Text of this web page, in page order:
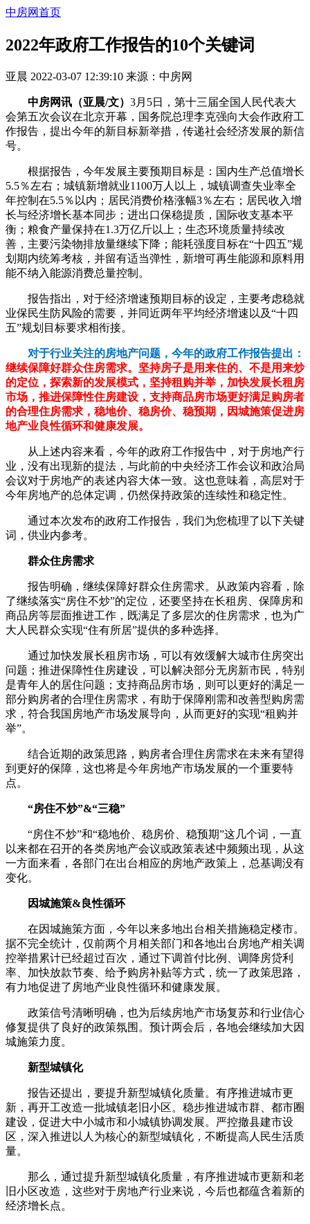
中房网首页
2022年政府工作报告的10个关键词
亚晨 2022-03-07 12:39:10 来源： 中房网
中房网讯（亚晨/文） 3月5日，第十三届全国人民代表大
会第五次会议在北京开幕，国务院总理李克强向大会作政府工
作报告，提出今年的新目标新举措，传递社会经济发展的新信
号。
根据报告，今年发展主要预期目标是：国内生产总值增长
5.5％左右；城镇新增就业1100万人以上，城镇调查失业率全
年控制在5.5％以内；居民消费价格涨幅3％左右；居民收入增
长与经济增长基本同步；进出口保稳提质，国际收支基本平
衡；粮食产量保持在1.3万亿斤以上；生态环境质量持续改
善，主要污染物排放量继续下降；能耗强度目标在“十四五”规
划期内统筹考核，并留有适当弹性，新增可再生能源和原料用
能不纳入能源消费总量控制。
报告指出，对于经济增速预期目标的设定，主要考虑稳就
业保民生防风险的需要，并同近两年平均经济增速以及“十四
五”规划目标要求相衔接。
对于行业关注的房地产问题，今年的政府工作报告提出：
继续保障好群众住房需求。坚持房子是用来住的、不是用来炒
的定位，探索新的发展模式，坚持租购并举，加快发展长租房
市场，推进保障性住房建设，支持商品房市场更好满足购房者
的合理住房需求，稳地价、稳房价、稳预期，因城施策促进房
地产业良性循环和健康发展。
从上述内容来看，今年的政府工作报告中，对于房地产行
业，没有出现新的提法，与此前的中央经济工作会议和政治局
会议对于房地产的表述内容大体一致。这也意味着，高层对于
今年房地产的总体定调，仍然保持政策的连续性和稳定性。
通过本次发布的政府工作报告，我们为您梳理了以下关键
词，供业内参考。
群众住房需求
报告明确，继续保障好群众住房需求。从政策内容看，除
了继续落实“房住不炒”的定位，还要坚持在长租房、保障房和
商品房等层面推进工作，既满足了多层次的住房需求，也为广
大人民群众实现“住有所居”提供的多种选择。
通过加快发展长租房市场，可以有效缓解大城市住房突出
问题；推进保障性住房建设，可以解决部分无房新市民，特别
是青年人的居住问题；支持商品房市场，则可以更好的满足一
部分购房者的合理住房需求，有助于保障刚需和改善型购房需
求，符合我国房地产市场发展导向，从而更好的实现“租购并
举”。
结合近期的政策思路，购房者合理住房需求在未来有望得
到更好的保障，这也将是今年房地产市场发展的一个重要特
点。
“房住不炒”&“三稳”
“房住不炒”和“稳地价、稳房价、稳预期”这几个词，一直
以来都在召开的各类房地产会议或政策表述中频频出现，从这
一方面来看，各部门在出台相应的房地产政策上，总基调没有
变化。
因城施策&良性循环
在因城施策方面，今年以来多地出台相关措施稳定楼市。
据不完全统计，仅前两个月相关部门和各地出台房地产相关调
控举措累计已经超过百次，通过下调首付比例、调降房贷利
率、加快放款节奏、给予购房补贴等方式，统一了政策思路，
有力地促进了房地产业良性循环和健康发展。
政策信号清晰明确，也为后续房地产市场复苏和行业信心
修复提供了良好的政策氛围。预计两会后，各地会继续加大因
城施策力度。
新型城镇化
报告还提出，要提升新型城镇化质量。有序推进城市更
新，再开工改造一批城镇老旧小区。稳步推进城市群、都市圈
建设，促进大中小城市和小城镇协调发展。严控撤县建市设
区，深入推进以人为核心的新型城镇化，不断提高人民生活质
量。
那么，通过提升新型城镇化质量，有序推进城市更新和老
旧小区改造，这些对于房地产行业来说，今后也都蕴含着新的
经济增长点。